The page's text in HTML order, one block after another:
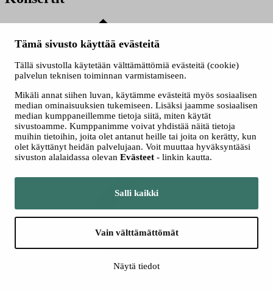
Tämä sivusto käyttää evästeitä
Tällä sivustolla käytetään välttämättömiä evästeitä (cookie)
palvelun teknisen toiminnan varmistamiseen.
Mikäli annat siihen luvan, käytämme evästeitä myös sosiaalisen
median ominaisuuksien tukemiseen. Lisäksi jaamme sosiaalisen
median kumppaneillemme tietoja siitä, miten käytät
sivustoamme. Kumppanimme voivat yhdistää näitä tietoja
muihin tietoihin, joita olet antanut heille tai joita on kerätty, kun
olet käyttänyt heidän palvelujaan. Voit muuttaa hyväksyntääsi
sivuston alalaidassa olevan Evästeet - linkin kautta.
Salli kaikki
Vain välttämättömät
Näytä tiedot
Katso kaikki
konsertit